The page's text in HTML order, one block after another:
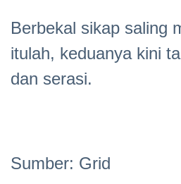
Berbekal sikap saling
itulah, keduanya kini
dan serasi.
Sumber: Grid